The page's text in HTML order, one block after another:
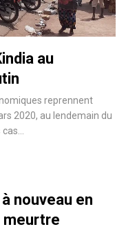
au
reprennent
2020, au lendemain du
cas…
nouveau en
meurtre